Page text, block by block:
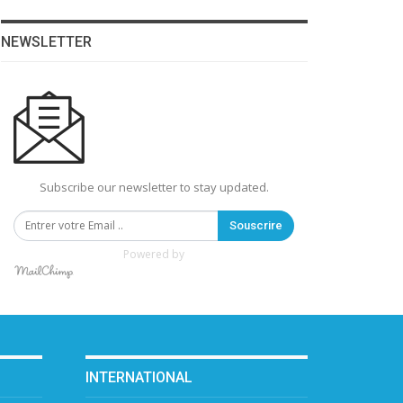
NEWSLETTER
Subscribe our newsletter to stay updated.
Souscrire
Powered by
INTERNATIONAL